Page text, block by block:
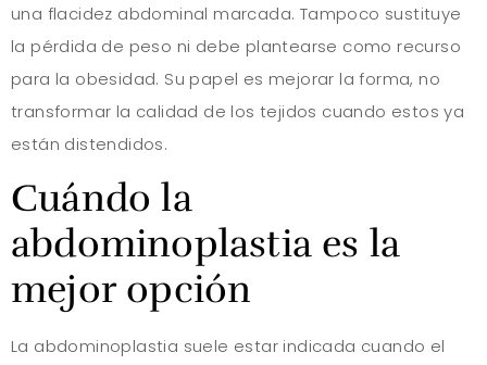
una flacidez abdominal marcada. Tampoco sustituye
la pérdida de peso ni debe plantearse como recurso
para la obesidad. Su papel es mejorar la forma, no
transformar la calidad de los tejidos cuando estos ya
están distendidos.
Cuándo la
abdominoplastia es la
mejor opción
La abdominoplastia suele estar indicada cuando el